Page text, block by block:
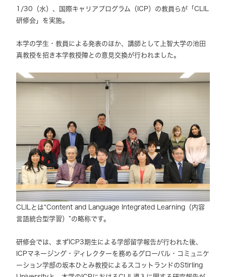
1/30（水）、国際キャリアプログラム（ICP）の教員らが「CLIL
研修会」を実施。
本学の学生・教員による発表のほか、講師として上智大学の池田
真教授を招き本学教授陣との意見交換が行われました。
CLILとは“Content and Language Integrated Learning（内容
言語統合型学習）”の略称です。
研修会では、まずICP3期生による学部留学報告が行われた後、
ICPマネージング・ディレクターを務めるグローバル・コミュニケ
ーション学部の坂本ひとみ教授によるスコットランドのStirling